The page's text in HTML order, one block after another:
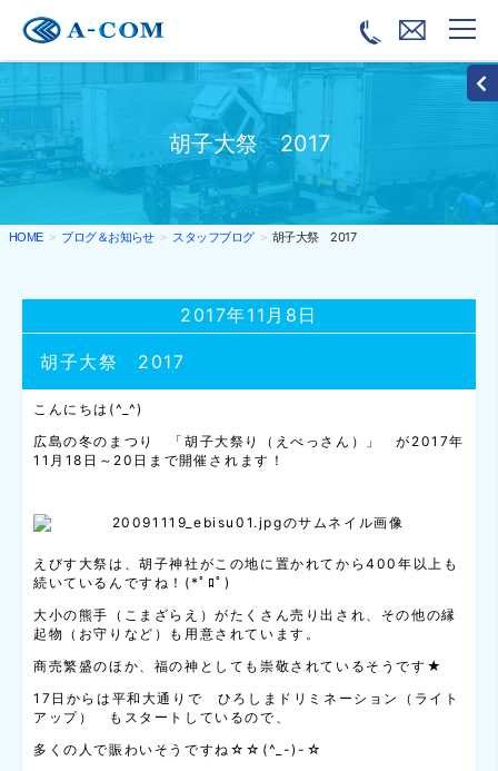
胡子大祭 2017
HOME ブログ＆お知らせ スタッフブログ 胡子大祭 2017
胡子大祭 2017
2017年11月8日
こんにちは(^_^)
広島の冬のまつり 「胡子大祭り（えべっさん）」 が2017年
11月18日～20日まで開催されます！
えびす大祭は、胡子神社がこの地に置かれてから400年以上も
続いているんですね！(*ﾟﾛﾟ)
大小の熊手（こまざらえ）がたくさん売り出され、その他の縁
起物（お守りなど）も用意されています。
商売繁盛のほか、福の神としても崇敬されているそうです★
17日からは平和大通りで ひろしまドリミネーション（ライト
アップ） もスタートしているので、
多くの人で賑わいそうですね☆☆(^_-)-☆